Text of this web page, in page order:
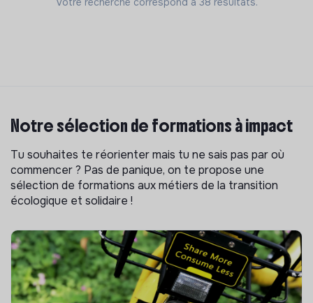
Notre sélection de formations à impact
Tu souhaites te réorienter mais tu ne sais pas par où
commencer ? Pas de panique, on te propose une
sélection de formations aux métiers de la transition
écologique et solidaire !